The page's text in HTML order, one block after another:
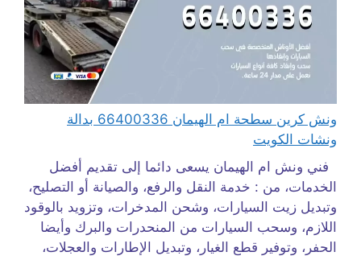
ونش كرين سطحة ام الهيمان 66400336 بدالة
ونشات الكويت
فني ونش ام الهيمان يسعى دائما إلى تقديم أفضل
الخدمات، من : خدمة النقل والرفع، والصيانة أو التصليح،
وتبديل زيت السيارات، وشحن المدخرات، وتزويد بالوقود
اللازم، وسحب السيارات من المنحدرات والبرك وأيضا
الحفر، وتوفير قطع الغيار، وتبديل الإطارات والعجلات،